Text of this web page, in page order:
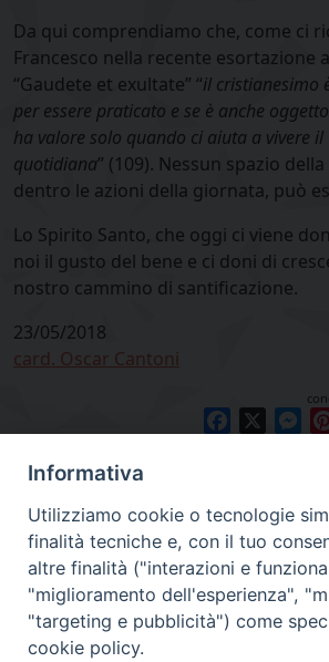
Da qui comprendiamo che, come ci
Francesco nella recente esortazione
“Gaudete et exultate” “il cristianesimo
per essere praticato e se è anche
ha valore solo quando ci aiuta a vivere
quotidiana” (109). Nessun spazio
dentro le azioni della giornata, può
Lo Spirito Santo, che oggi ci viene
noi il gusto del bene e ci doni di
nostro cammino di santificazione.
23/05/2018
card. Oscar Cantoni
Facebook
Informativa
Utilizziamo cookie o tecnologie
finalità tecniche e, con il tuo
altre finalità ("interazioni e
"miglioramento dell'esperienza",
"targeting e pubblicità") come
cookie policy.